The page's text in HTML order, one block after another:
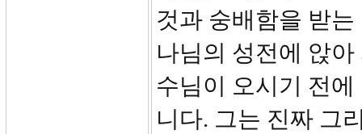
것과 숭배함을 받
나님의 성전에 앉
수님이 오시기 전
니다. 그는 진짜 그